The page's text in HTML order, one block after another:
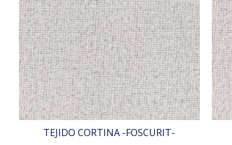
TEJIDO CORTINA -FOSCURIT-